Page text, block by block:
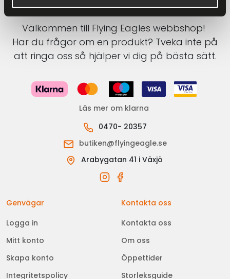
Välkommen till Flying Eagles webbshop!
Har du frågor om en produkt? Tveka inte på
att ringa oss så hjälper vi dig på bästa sätt.
Läs mer om klarna
0470- 20357
butiken@flyingeagle.se
Arabygatan 41 i Växjö
Genvägar
Logga in
Mitt konto
Skapa konto
Integritetspolicy
Kontakta oss
Kontakta oss
Om oss
Öppettider
Storleksguide